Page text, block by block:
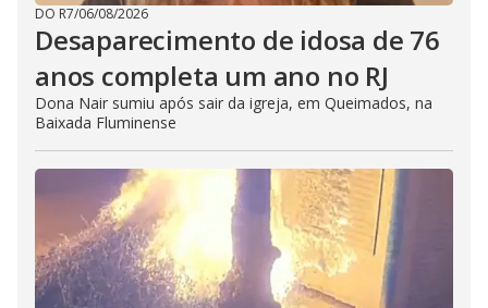
DO R7/06/08/2026
Desaparecimento de idosa de 76
anos completa um ano no RJ
Dona Nair sumiu após sair da igreja, em Queimados, na
Baixada Fluminense